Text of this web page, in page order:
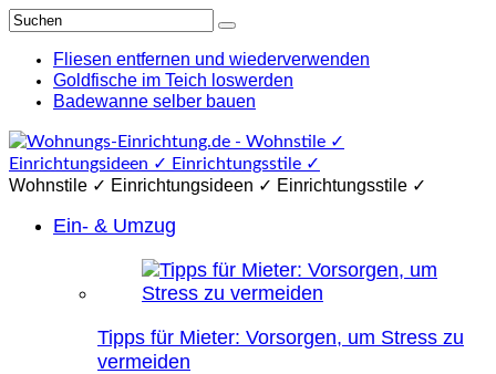
Fliesen entfernen und wiederverwenden
Goldfische im Teich loswerden
Badewanne selber bauen
Wohnstile ✓ Einrichtungsideen ✓ Einrichtungsstile ✓
Ein- & Umzug
Tipps für Mieter: Vorsorgen, um Stress zu
vermeiden